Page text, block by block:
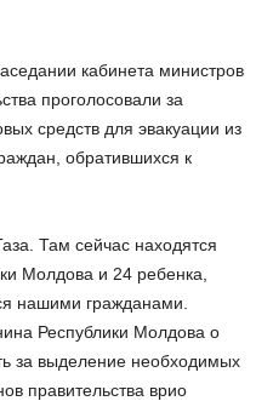
кабинета министров
проголосовали за
средств для эвакуации из
обратившихся к
Там сейчас находятся
Молдова и 24 ребенка,
нашими гражданами.
Республики Молдова о
за выделение необходимых
правительства врио